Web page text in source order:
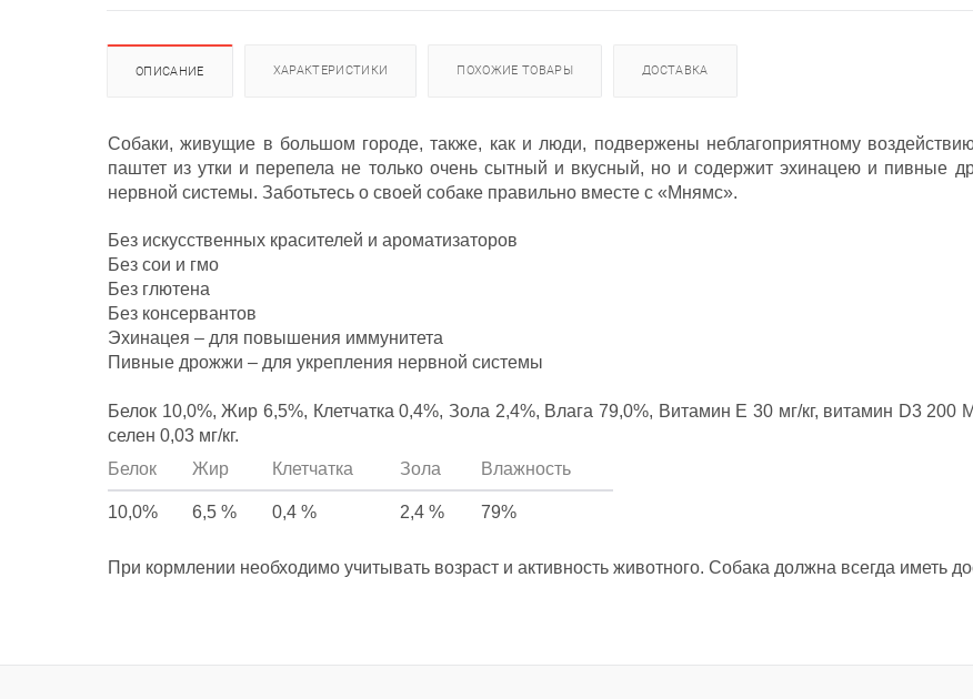
ОПИСАНИЕ ХАРАКТЕРИСТИКИ ПОХОЖИЕ ТОВАРЫ ДОСТАВКА
Собаки, живущие в большом городе, также, как и люди, подвержены неблагоприятному
паштет из утки и перепела не только очень сытный и вкусный, но и содержит эхинацею и пивные
нервной системы. Заботьтесь о своей собаке правильно вместе с «Мнямс».
Без искусственных красителей и ароматизаторов
Без сои и гмо
Без глютена
Без консервантов
Эхинацея – для повышения иммунитета
Пивные дрожжи – для укрепления нервной системы
Белок 10,0%, Жир 6,5%, Клетчатка 0,4%, Зола 2,4%, Влага 79,0%, Витамин Е 30 мг/кг, витамин D3 200
селен 0,03 мг/кг.
Белок
Жир Клетчатка Зола Влажность
10,0% 6,5 % 0,4 % 2,4 % 79%
При кормлении необходимо учитывать возраст и активность животного. Собака должна всегда иметь